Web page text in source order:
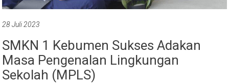
28 Juli 2023
SMKN 1 Kebumen Sukses Adakan
Masa Pengenalan Lingkungan
Sekolah (MPLS)